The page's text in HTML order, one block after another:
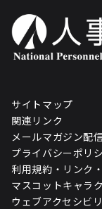
サイトマップ
関連リンク
メールマガジン配
プライバシーポリ
利用規約・リンク
マスコットキャラ
ウェブアクセシビ